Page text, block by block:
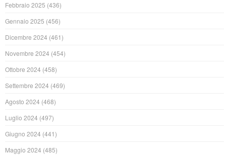
Febbraio 2025 (436)
Gennaio 2025 (456)
Dicembre 2024 (461)
Novembre 2024 (454)
Ottobre 2024 (458)
Settembre 2024 (469)
Agosto 2024 (468)
Luglio 2024 (497)
Giugno 2024 (441)
Maggio 2024 (485)